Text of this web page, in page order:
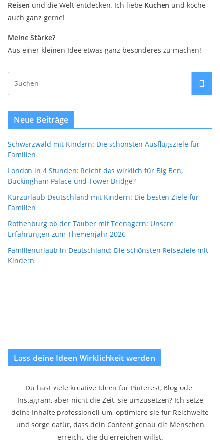
Reisen und die Welt entdecken. Ich liebe Kuchen und koche
auch ganz gerne!
Meine Stärke?
Aus einer kleinen Idee etwas ganz besonderes zu machen!
Neue Beiträge
Schwarzwald mit Kindern: Die schönsten Ausflugsziele für
Familien
London in 4 Stunden: Reicht das wirklich für Big Ben,
Buckingham Palace und Tower Bridge?
Kurzurlaub Deutschland mit Kindern: Die besten Ziele für
Familien
Rothenburg ob der Tauber mit Teenagern: Unsere
Erfahrungen zum Themenjahr 2026
Familienurlaub in Deutschland: Die schönsten Reiseziele mit
Kindern
Lass deine Ideen Wirklichkeit werden
Du hast viele kreative Ideen für Pinterest, Blog oder
Instagram, aber nicht die Zeit, sie umzusetzen? Ich setze
deine Inhalte professionell um, optimiere sie für Reichweite
und sorge dafür, dass dein Content genau die Menschen
erreicht, die du erreichen willst.